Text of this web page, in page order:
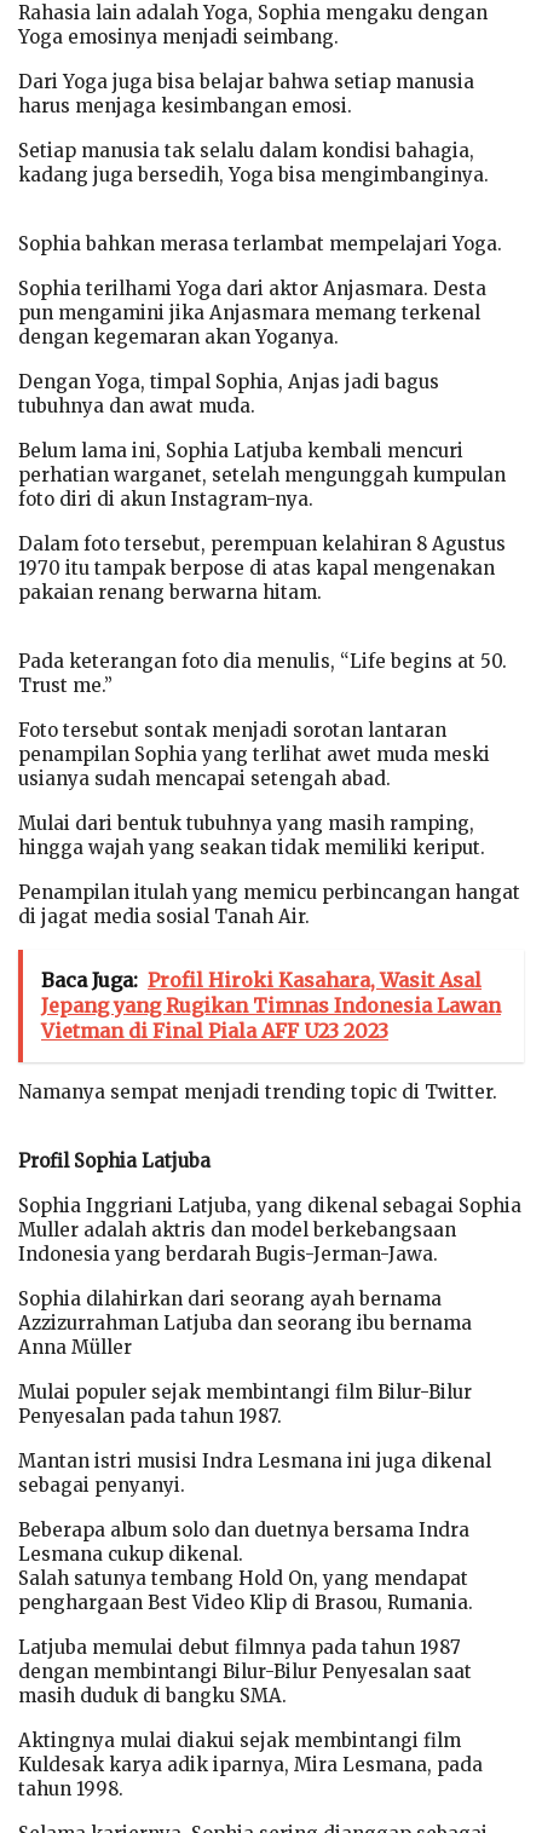
Rahasia lain adalah Yoga, Sophia mengaku dengan
Yoga emosinya menjadi seimbang.
Dari Yoga juga bisa belajar bahwa setiap manusia
harus menjaga kesimbangan emosi.
Setiap manusia tak selalu dalam kondisi bahagia,
kadang juga bersedih, Yoga bisa mengimbanginya.
Sophia bahkan merasa terlambat mempelajari Yoga.
Sophia terilhami Yoga dari aktor Anjasmara. Desta
pun mengamini jika Anjasmara memang terkenal
dengan kegemaran akan Yoganya.
Dengan Yoga, timpal Sophia, Anjas jadi bagus
tubuhnya dan awat muda.
Belum lama ini, Sophia Latjuba kembali mencuri
perhatian warganet, setelah mengunggah kumpulan
foto diri di akun Instagram-nya.
Dalam foto tersebut, perempuan kelahiran 8 Agustus
1970 itu tampak berpose di atas kapal mengenakan
pakaian renang berwarna hitam.
Pada keterangan foto dia menulis, “Life begins at 50.
Trust me.”
Foto tersebut sontak menjadi sorotan lantaran
penampilan Sophia yang terlihat awet muda meski
usianya sudah mencapai setengah abad.
Mulai dari bentuk tubuhnya yang masih ramping,
hingga wajah yang seakan tidak memiliki keriput.
Penampilan itulah yang memicu perbincangan hangat
di jagat media sosial Tanah Air.
Baca Juga: Profil Hiroki Kasahara, Wasit Asal
Jepang yang Rugikan Timnas Indonesia Lawan
Vietman di Final Piala AFF U23 2023
Namanya sempat menjadi trending topic di Twitter.
Profil Sophia Latjuba
Sophia Inggriani Latjuba, yang dikenal sebagai Sophia
Muller adalah aktris dan model berkebangsaan
Indonesia yang berdarah Bugis-Jerman-Jawa.
Sophia dilahirkan dari seorang ayah bernama
Azzizurrahman Latjuba dan seorang ibu bernama
Anna Müller
Mulai populer sejak membintangi film Bilur-Bilur
Penyesalan pada tahun 1987.
Mantan istri musisi Indra Lesmana ini juga dikenal
sebagai penyanyi.
Beberapa album solo dan duetnya bersama Indra
Lesmana cukup dikenal.
Salah satunya tembang Hold On, yang mendapat
penghargaan Best Video Klip di Brasou, Rumania.
Latjuba memulai debut filmnya pada tahun 1987
dengan membintangi Bilur-Bilur Penyesalan saat
masih duduk di bangku SMA.
Aktingnya mulai diakui sejak membintangi film
Kuldesak karya adik iparnya, Mira Lesmana, pada
tahun 1998.